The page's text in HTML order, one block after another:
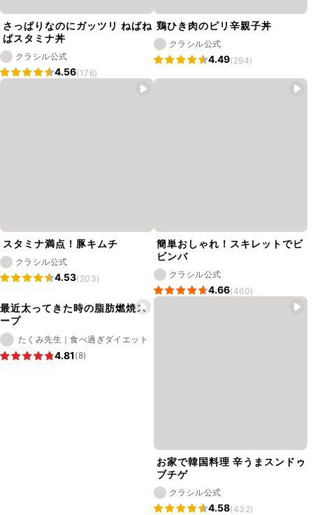
さっぱりなのにガッツリ ねばね
ばスタミナ丼
クラシル公式
4.56(176)
鶏ひき肉のピリ辛親子丼
クラシル公式
4.49(294)
スタミナ満点！豚キムチ
クラシル公式
4.53(203)
簡単おしゃれ！スキレットでビ
ビンバ
クラシル公式
4.66(460)
最近太ってきた時の脂肪燃焼ス
ープ
たくみ先生｜食べ過ぎダイエット
4.81(8)
お家で韓国料理 辛うまスンドゥ
ブチゲ
クラシル公式
4.58(432)